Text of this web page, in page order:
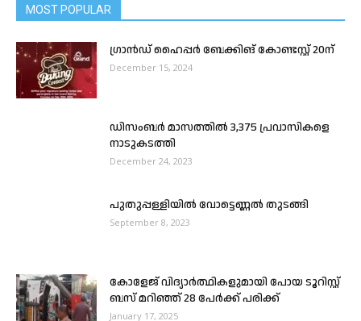
MOST POPULAR
ഗ്രാൻഡ് ഹൈപ്പർ ബേക്കിങ് കോണ്ടസ്റ്റ് 20ന്
December 15, 2024
ഡിസംബർ മാസത്തിൽ 3,375 പ്രവാസികളെ
നാടുകടത്തി
December 24, 2023
പുതുപ്പള്ളിയില്‍ വോട്ടെണ്ണല്‍ തുടങ്ങി
September 8, 2023
കോളേജ് വിദ്യാർത്ഥികളുമായി പോയ ടൂറിസ്റ്റ്
ബസ് മറിഞ്ഞ് 28 പേർക്ക് പരിക്ക്
January 17, 2025